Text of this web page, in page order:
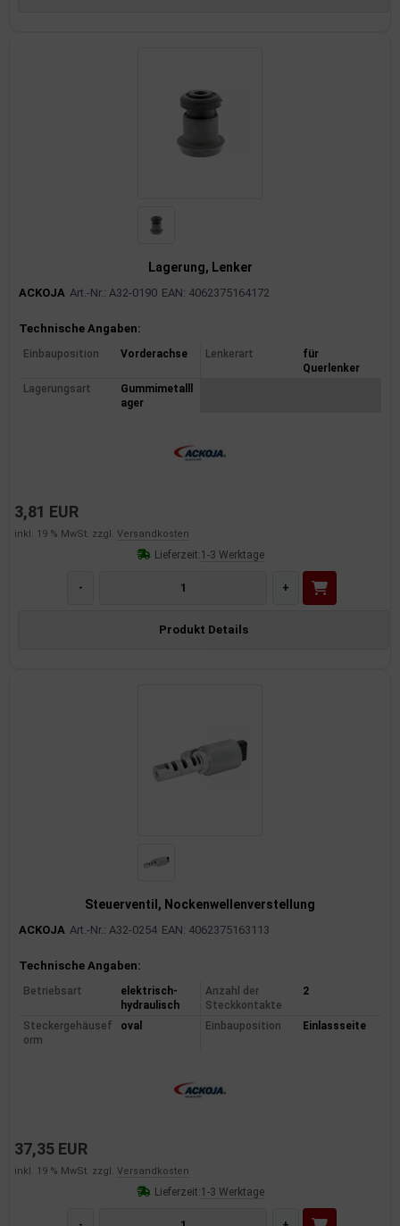
Lagerung, Lenker
ACKOJA Art.-Nr.: A32-0190 EAN: 4062375164172
Produktinformationen
Technische Angaben:
Einbauposition Vorderachse Lenkerart
für
Querlenker
Lagerungsart
Gummimetalll
ager
3,81 EUR
inkl. 19 % MwSt. zzgl. Versandkosten
Lieferzeit:1-3 Werktage
- +
Produkt Details
Steuerventil, Nockenwellenverstellung
ACKOJA Art.-Nr.: A32-0254 EAN: 4062375163113
Produktinformationen
Technische Angaben:
Betriebsart
elektrisch-
hydraulisch
Anzahl der
Steckkontakte
2
Steckergehäusef
orm
oval Einbauposition Einlassseite
37,35 EUR
inkl. 19 % MwSt. zzgl. Versandkosten
Lieferzeit:1-3 Werktage